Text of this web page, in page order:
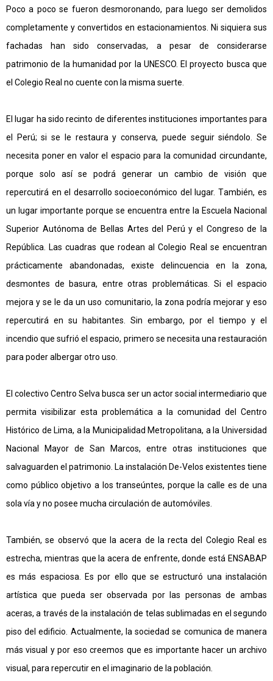
Poco a poco se fueron desmoronando, para luego ser demolidos
completamente y convertidos en estacionamientos. Ni siquiera sus
fachadas han sido conservadas, a pesar de considerarse
patrimonio de la humanidad por la UNESCO. El proyecto busca que
el Colegio Real no cuente con la misma suerte.
El lugar ha sido recinto de diferentes instituciones importantes para
el Perú; si se le restaura y conserva, puede seguir siéndolo. Se
necesita poner en valor el espacio para la comunidad circundante,
porque solo así se podrá generar un cambio de visión que
repercutirá en el desarrollo socioeconómico del lugar. También, es
un lugar importante porque se encuentra entre la Escuela Nacional
Superior Autónoma de Bellas Artes del Perú y el Congreso de la
República. Las cuadras que rodean al Colegio Real se encuentran
prácticamente abandonadas, existe delincuencia en la zona,
desmontes de basura, entre otras problemáticas. Si el espacio
mejora y se le da un uso comunitario, la zona podría mejorar y eso
repercutirá en su habitantes. Sin embargo, por el tiempo y el
incendio que sufrió el espacio, primero se necesita una restauración
para poder albergar otro uso.
El colectivo Centro Selva busca ser un actor social intermediario que
permita visibilizar esta problemática a la comunidad del Centro
Histórico de Lima, a la Municipalidad Metropolitana, a la Universidad
Nacional Mayor de San Marcos, entre otras instituciones que
salvaguarden el patrimonio. La instalación De-Velos existentes tiene
como público objetivo a los transeúntes, porque la calle es de una
sola vía y no posee mucha circulación de automóviles.
También, se observó que la acera de la recta del Colegio Real es
estrecha, mientras que la acera de enfrente, donde está ENSABAP
es más espaciosa. Es por ello que se estructuró una instalación
artística que pueda ser observada por las personas de ambas
aceras, a través de la instalación de telas sublimadas en el segundo
piso del edificio. Actualmente, la sociedad se comunica de manera
más visual y por eso creemos que es importante hacer un archivo
visual, para repercutir en el imaginario de la población.